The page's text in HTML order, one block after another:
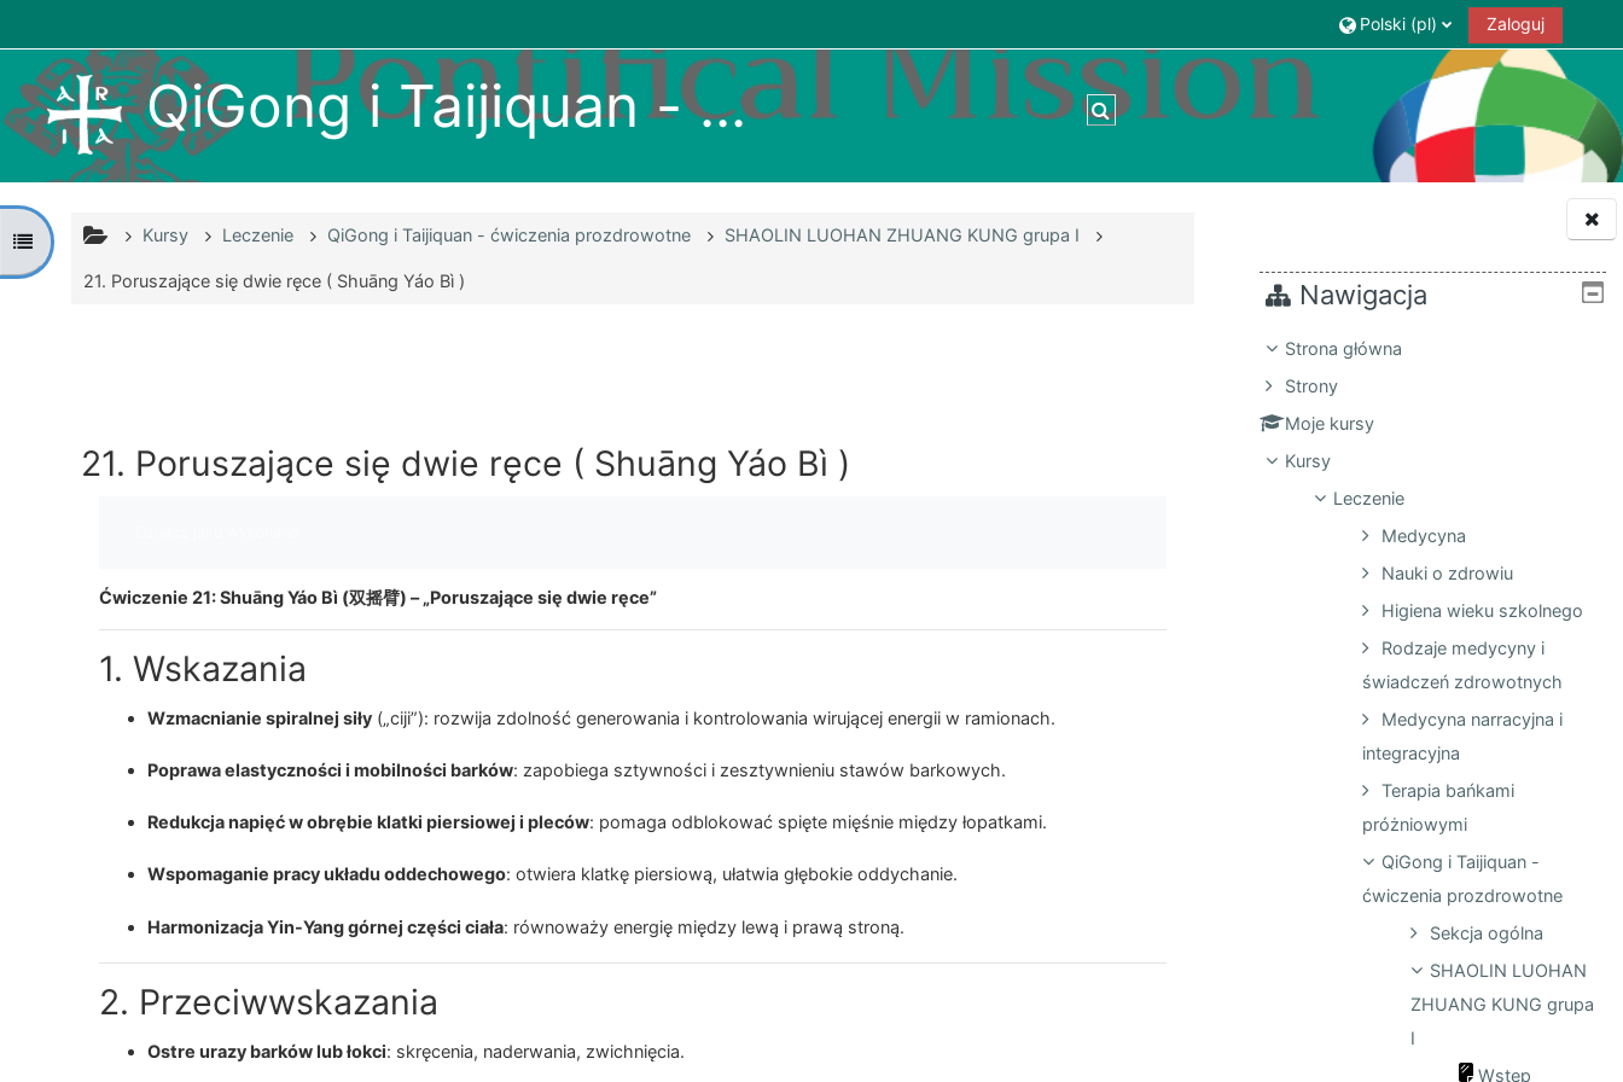
Nawigacja
Strona główna
Strony
Moje kursy
Kursy
Leczenie
Medycyna
Nauki o zdrowiu
Higiena wieku szkolnego
Rodzaje medycyny i
świadczeń zdrowotnych
Medycyna narracyjna i
integracyjna
Terapia bańkami
próżniowymi
QiGong i Taijiquan -
ćwiczenia prozdrowotne
Sekcja ogólna
SHAOLIN LUOHAN
ZHUANG KUNG grupa
I
Wstęp
Polski ‎(pl)‎ Zaloguj
QiGong i Taijiquan - ... Przełącznik wyszukiwarki
Otwórz indeks kursu
Kursy Leczenie QiGong i Taijiquan - ćwiczenia prozdrowotne SHAOLIN LUOHAN ZHUANG KUNG grupa I
21. Poruszające się dwie ręce ( Shuāng Yáo Bì )
21. Poruszające się dwie ręce ( Shuāng Yáo Bì )
Ćwiczenie 21: Shuāng Yáo Bì (双摇臂) – „Poruszające się dwie ręce”
1. Wskazania
Wzmacnianie spiralnej siły(„ciji”): rozwija zdolność generowania i kontrolowania wirującej energii w ramionach.
Poprawa elastyczności i mobilności barków: zapobiega sztywności i zesztywnieniu stawów barkowych.
Redukcja napięć w obrębie klatki piersiowej i pleców: pomaga odblokować spięte mięśnie między łopatkami.
Wspomaganie pracy układu oddechowego: otwiera klatkę piersiową, ułatwia głębokie oddychanie.
Harmonizacja Yin-Yang górnej części ciała: równoważy energię między lewą i prawą stroną.
2. Przeciwwskazania
Ostre urazy barków lub łokci: skręcenia, naderwania, zwichnięcia.